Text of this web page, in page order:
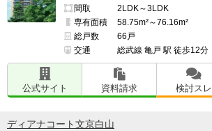
間取
2LDK～3LDK
専有面積
58.75m²～76.16m²
総戸数
66戸
交通
総武線 亀戸 駅 徒歩12分
公式サイト 資料請求 検討スレ
ディアナコート文京白山